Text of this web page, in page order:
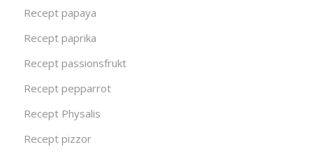
Recept papaya
Recept paprika
Recept passionsfrukt
Recept pepparrot
Recept Physalis
Recept pizzor